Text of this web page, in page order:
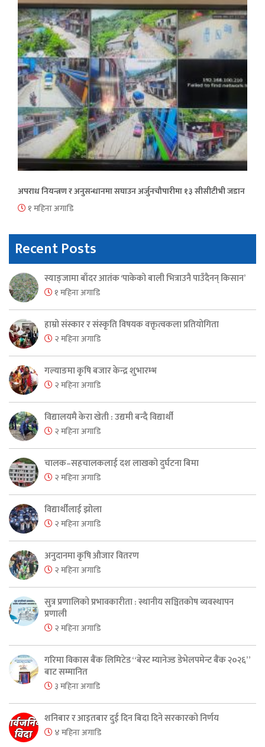
अपराध नियन्त्रण र अनुसन्धानमा सघाउन अर्जुनचौपारीमा १३ सीसीटीभी जडान
१ महिना अगाडि
Recent Posts
स्याङ्जामा बाँदर आतंक ‘पाकेको बाली भित्राउनै पाउँदैनन् किसान’
१ महिना अगाडि
हाम्रो संस्कार र संस्कृति विषयक वक्तृत्वकला प्रतियोगिता
२ महिना अगाडि
गल्याङमा कृषि बजार केन्द्र शुभारम्भ
२ महिना अगाडि
विद्यालयमै केरा खेती : उद्यमी बन्दै विद्यार्थी
२ महिना अगाडि
चालक–सहचालकलाई दश लाखको दुर्घटना बिमा
२ महिना अगाडि
विद्यार्थीलाई झोला
२ महिना अगाडि
अनुदानमा कृषि औजार वितरण
२ महिना अगाडि
सुत्र प्रणालिको प्रभावकारीता : स्थानीय सञ्चितकोष व्यवस्थापन
प्रणाली
२ महिना अगाडि
गरिमा विकास बैंक लिमिटेड “बेस्ट म्यानेज्ड डेभेलपमेन्ट बैंक २०२६”
बाट सम्मानित
३ महिना अगाडि
शनिबार र आइतबार दुई दिन बिदा दिने सरकारको निर्णय
४ महिना अगाडि